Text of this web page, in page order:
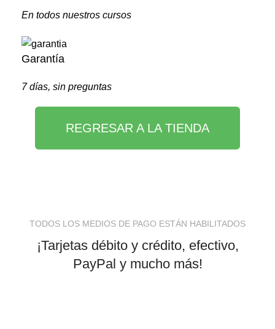
En todos nuestros cursos
Garantía
7 días, sin preguntas
REGRESAR A LA TIENDA
TODOS LOS MEDIOS DE PAGO ESTÁN HABILITADOS
¡Tarjetas débito y crédito, efectivo,
PayPal y mucho más!